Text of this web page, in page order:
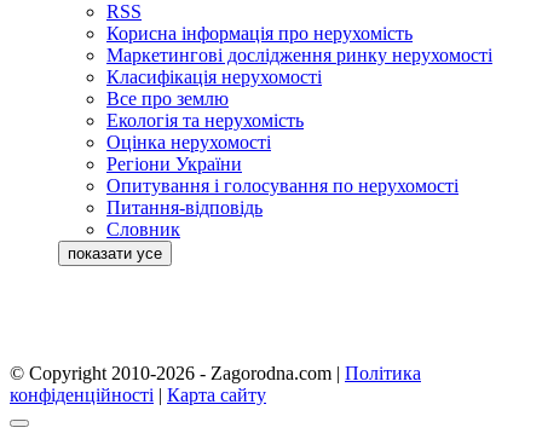
RSS
Корисна інформація про нерухомість
Маркетингові дослідження ринку нерухомості
Класифікація нерухомості
Все про землю
Екологія та нерухомість
Оцінка нерухомості
Регіони України
Опитування і голосування по нерухомості
Питання-відповідь
Словник
© Copyright 2010-2026 - Zagorodna.com | Політика
конфіденційності | Карта сайту